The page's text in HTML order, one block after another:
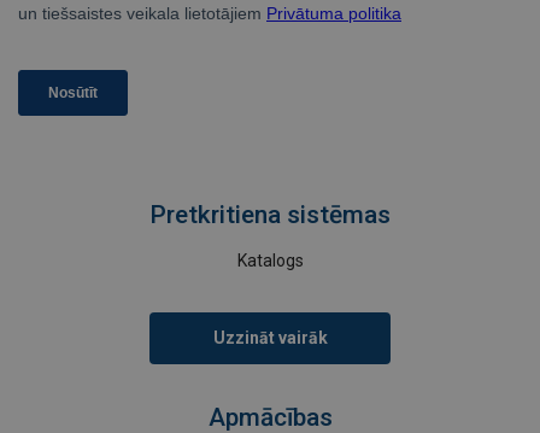
Pretkritiena sistēmas
Katalogs
Uzzināt vairāk
Apmācības